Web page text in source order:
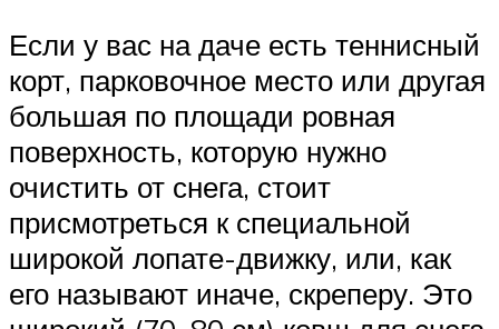
Если у вас на даче есть теннисный
корт, парковочное место или другая
большая по площади ровная
поверхность, которую нужно
очистить от снега, стоит
присмотреться к специальной
широкой лопате-движку, или, как
его называют иначе, скреперу. Это